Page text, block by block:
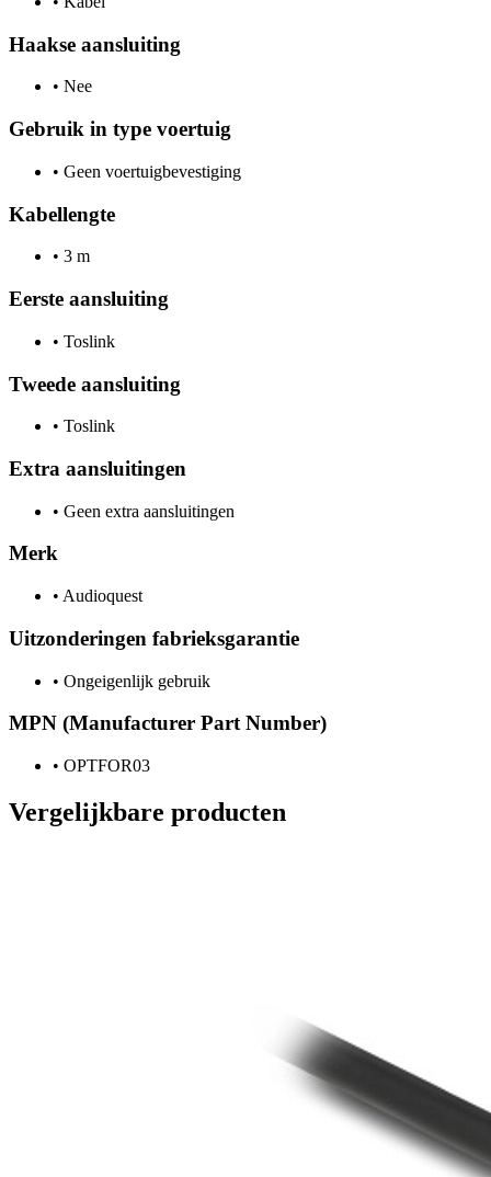
Haakse aansluiting
• Nee
Gebruik in type voertuig
• Geen voertuigbevestiging
Kabellengte
• 3 m
Eerste aansluiting
• Toslink
Tweede aansluiting
• Toslink
Extra aansluitingen
• Geen extra aansluitingen
Merk
• Audioquest
Uitzonderingen fabrieksgarantie
• Ongeigenlijk gebruik
MPN (Manufacturer Part Number)
• OPTFOR03
Vergelijkbare producten